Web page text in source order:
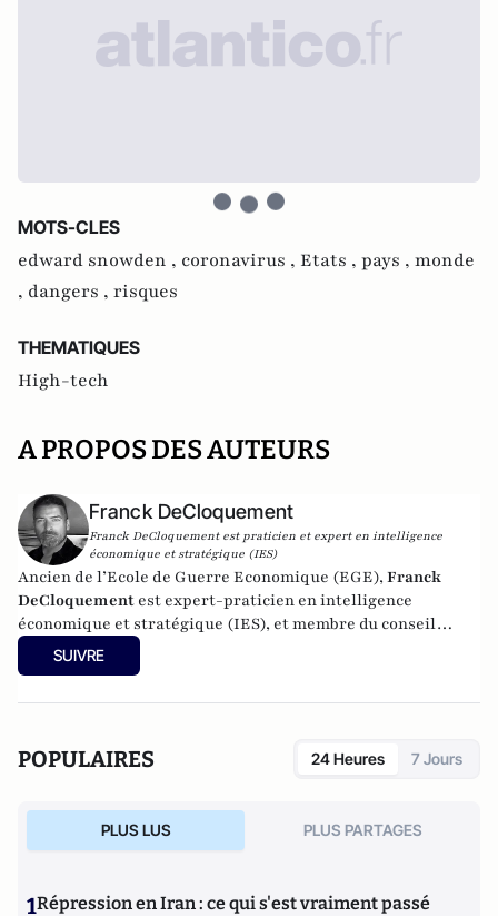
MOTS-CLES
edward snowden , coronavirus , Etats , pays , monde
, dangers , risques
THEMATIQUES
High-tech
A PROPOS DES AUTEURS
Franck DeCloquement
Franck DeCloquement est praticien et expert en intelligence
économique et stratégique (IES)
Ancien de l’Ecole de Guerre Economique (EGE), Franck
DeCloquement est expert-praticien en intelligence
économique et stratégique (IES), et membre du conseil
scientifique de l’Institut d’Études de Géopolitique
Appliquée - EGA. Il intervient comme conseil en appui aux
Cercle K2, il est aussi spécialiste des problématiques ayant
les écosystèmes économique et sociaux. Mais également, sur
la prégnance des conflits géoéconomiques et des ingérences
extérieures déstabilisantes sur les Etats européens.
et Stratégiques), il y enseigne l'intelligence économique, les
SUIVRE
POPULAIRES 24 Heures 7 Jours
PLUS LUS PLUS PARTAGES
1Répression en Iran : ce qui s'est vraiment passé